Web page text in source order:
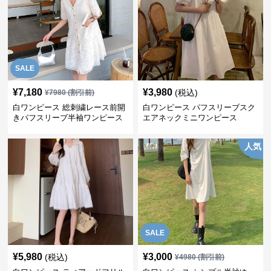
SALE
¥7,180 ¥7980(割引前)
白ワンピース 総刺繍レース前開
きパフスリーブ半袖ワンピース
¥3,980 (税込)
白ワンピース パフスリーブスク
エアネックミニワンピース
¥5,980 (税込)
SALE
人気
¥3,000 ¥4980(割引前)